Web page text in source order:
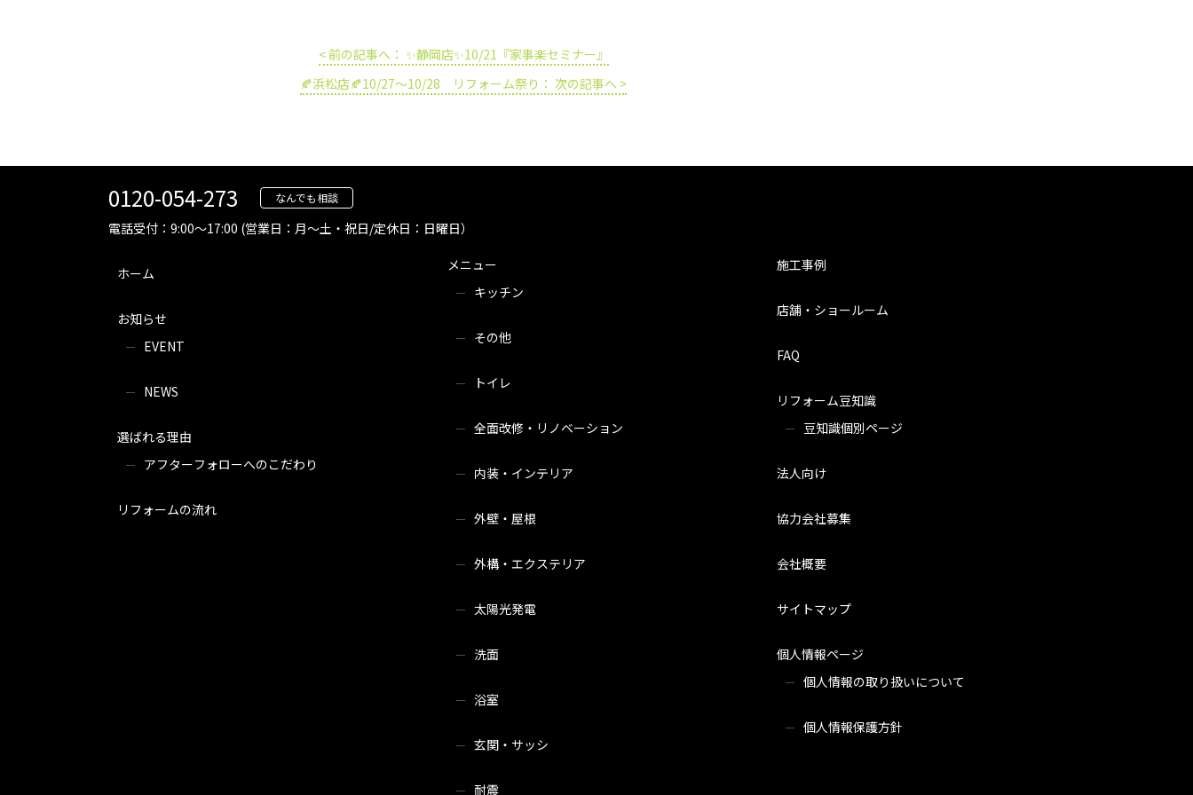
< 前の記事へ： ✨静岡店✨10/21『家事楽セミナー』
🍂浜松店🍂10/27～10/28 リフォーム祭り： 次の記事へ >
0120-054-273 なんでも相談
電話受付：9:00～17:00 (営業日：月～土・祝日/定休日：日曜日）
ホーム
お知らせ
EVENT
NEWS
選ばれる理由
アフターフォローへのこだわり
リフォームの流れ
メニュー
キッチン
その他
トイレ
全面改修・リノベーション
内装・インテリア
外壁・屋根
外構・エクステリア
太陽光発電
洗面
浴室
玄関・サッシ
耐震
施工事例
店舗・ショールーム
FAQ
リフォーム豆知識
豆知識個別ページ
法人向け
協力会社募集
会社概要
サイトマップ
個人情報ページ
個人情報の取り扱いについて
個人情報保護方針